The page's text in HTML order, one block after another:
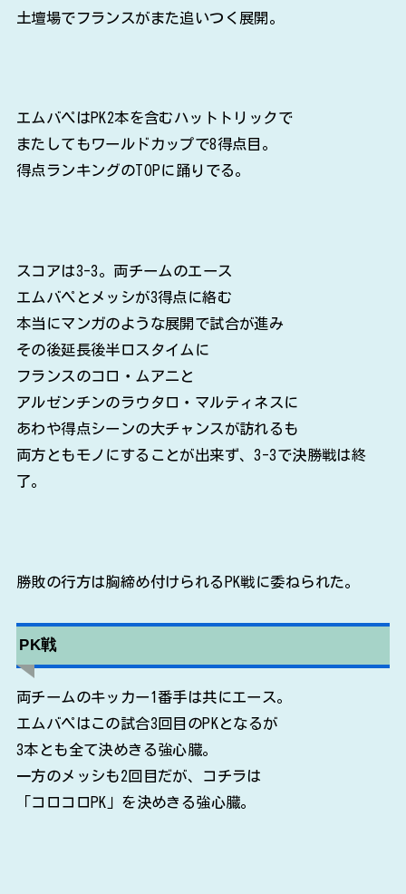
土壇場でフランスがまた追いつく展開。
エムバペはPK2本を含むハットトリックで
またしてもワールドカップで8得点目。
得点ランキングのTOPに踊りでる。
スコアは3-3。両チームのエース
エムバペとメッシが3得点に絡む
本当にマンガのような展開で試合が進み
その後延長後半ロスタイムに
フランスのコロ・ムアニと
アルゼンチンのラウタロ・マルティネスに
あわや得点シーンの大チャンスが訪れるも
両方ともモノにすることが出来ず、3-3で決勝戦は終
了。
勝敗の行方は胸締め付けられるPK戦に委ねられた。
PK戦
両チームのキッカー1番手は共にエース。
エムバペはこの試合3回目のPKとなるが
3本とも全て決めきる強心臓。
一方のメッシも2回目だが、コチラは
「コロコロPK」を決めきる強心臓。